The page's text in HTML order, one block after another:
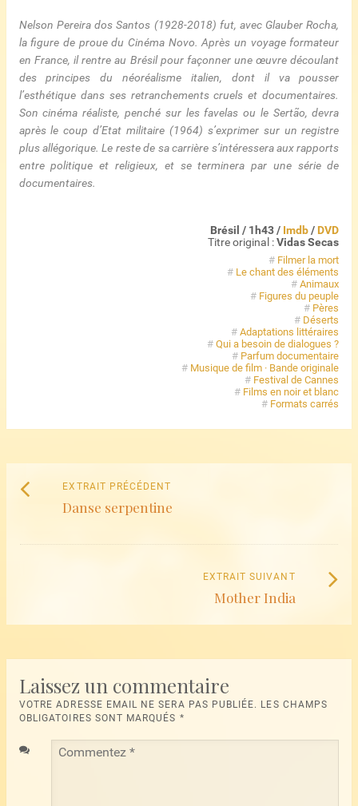
Nelson Pereira dos Santos (1928-2018) fut, avec Glauber Rocha,
la figure de proue du Cinéma Novo. Après un voyage formateur
en France, il rentre au Brésil pour façonner une œuvre découlant
des principes du néoréalisme italien, dont il va pousser
l’esthétique dans ses retranchements cruels et documentaires.
Son cinéma réaliste, penché sur les favelas ou le Sertão, devra
après le coup d’Etat militaire (1964) s’exprimer sur un registre
plus allégorique. Le reste de sa carrière s’intéressera aux rapports
entre politique et religieux, et se terminera par une série de
documentaires.
Brésil / 1h43 / Imdb/ DVD
Titre original :Vidas Secas
# Filmer la mort
# Le chant des éléments
#Animaux
# Figures du peuple
# Pères
# Déserts
#Adaptations littéraires
#Qui a besoin de dialogues ?
# Parfum documentaire
# Musique de film · Bande originale
# Festival de Cannes
# Films en noir et blanc
# Formats carrés
Naviguez
parmi
les
EXTRAIT PRÉCÉDENT
précédent
Danse serpentine
EXTRAIT SUIVANT
Mother India
Extrait
Laissez un commentaire
VOTRE ADRESSE EMAIL NE SERA PAS PUBLIÉE. LES CHAMPS
OBLIGATOIRES SONT MARQUÉS *
Commentez